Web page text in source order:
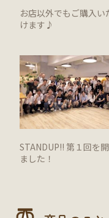
お店以外でもご購入い
けます♪
STANDUP!! 第１回を
ました！